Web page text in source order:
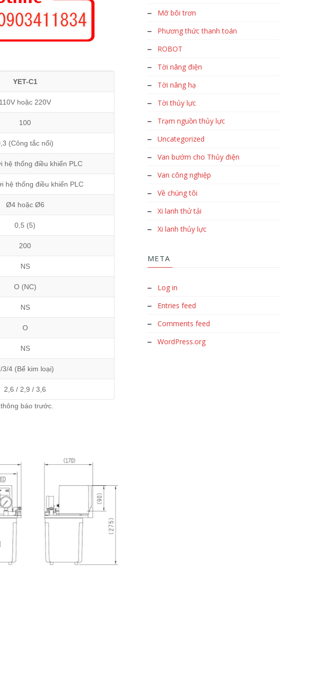
YET-C1
110V hoặc 220V
100
(Công tắc nổi)
hệ thống điều khiển PLC
hệ thống điều khiển PLC
Ø4 hoặc Ø6
0,5 (5)
200
NS
O (NC)
NS
O
NS
3/4 (Bể kim loại)
2,6 / 2,9 / 3,6
báo trước.
Mỡ bôi trơn
Phương thức thanh toán
ROBOT
Tời nâng điện
Tời nâng hạ
Tời thủy lực
Trạm nguồn thủy lực
Uncategorized
Van bướm cho Thủy điện
Van công nghiệp
Về chúng tôi
Xi lanh thử tải
Xi lanh thủy lực
META
Log in
Entries feed
Comments feed
WordPress.org